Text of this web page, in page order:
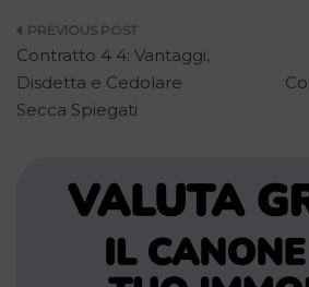
Navigazione
articoli
Contratto 4 4: Vantaggi,
Disdetta e Cedolare
Secca Spiegati